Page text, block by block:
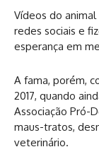
Vídeos do
redes sociais e
esperança em
A fama, porém,
2017, quando
Associação Pró-
maus-tratos,
veterinário.